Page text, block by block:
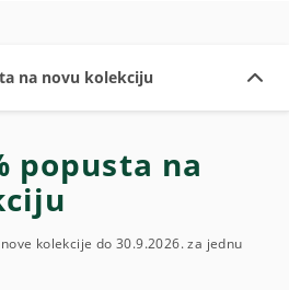
na novu kolekciju
popusta na
kolekcije do 30.9.2026. za jednu